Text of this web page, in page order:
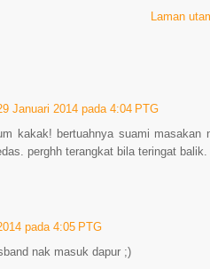
Laman
Januari 2014 pada 4:04 PTG
kakak! bertuahnya suami
perghh terangkat bila teringat balik.
pada 4:05 PTG
nak masuk dapur ;)